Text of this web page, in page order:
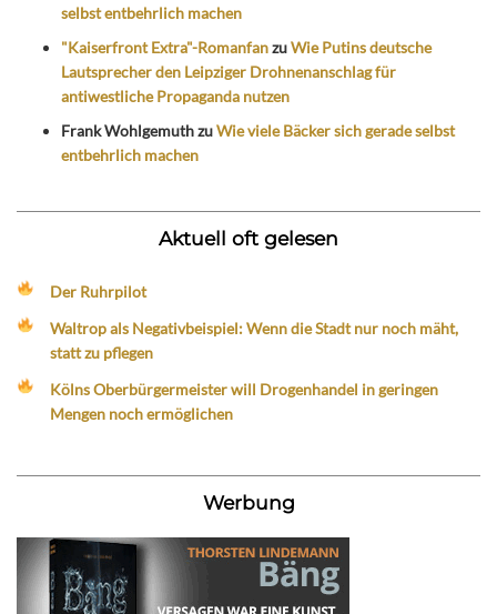
selbst entbehrlich machen
"Kaiserfront Extra"-RomanfanzuWie Putins deutsche
Lautsprecher den Leipziger Drohnenanschlag für
antiwestliche Propaganda nutzen
Frank WohlgemuthzuWie viele Bäcker sich gerade selbst
entbehrlich machen
Aktuell oft gelesen
Der Ruhrpilot
Waltrop als Negativbeispiel: Wenn die Stadt nur noch mäht,
statt zu pflegen
Kölns Oberbürgermeister will Drogenhandel in geringen
Mengen noch ermöglichen
Werbung